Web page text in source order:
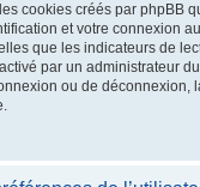
cookies créés par phpBB
et votre connexion
que les indicateurs de
par un administrateur
ou de déconnexion,